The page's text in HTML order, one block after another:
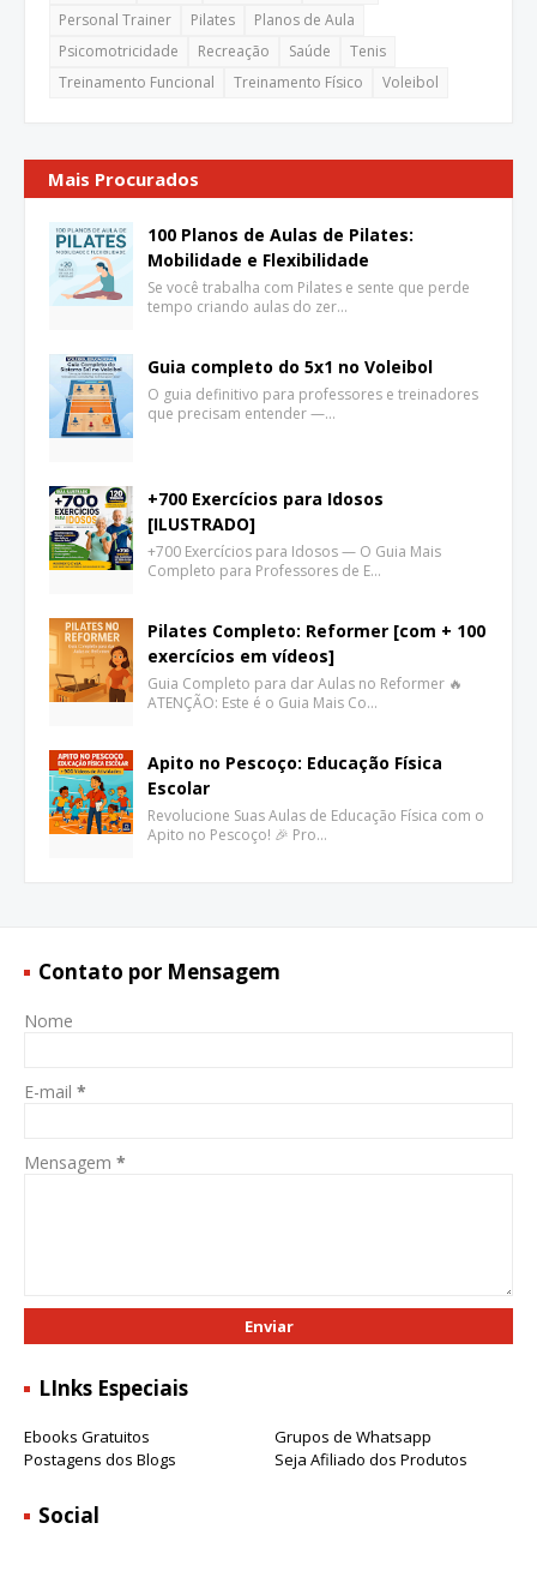
Personal Trainer
Pilates
Planos de Aula
Psicomotricidade
Recreação Saúde
Tenis
Treinamento Funcional
Treinamento Físico Voleibol
Mais Procurados
100 Planos de Aulas de Pilates:
Mobilidade e Flexibilidade
Se você trabalha com Pilates e sente que perde
tempo criando aulas do zer…
Guia completo do 5x1 no Voleibol
O guia definitivo para professores e treinadores
que precisam entender —…
+700 Exercícios para Idosos
[ILUSTRADO]
+700 Exercícios para Idosos — O Guia Mais
Completo para Professores de E…
Pilates Completo: Reformer [com + 100
exercícios em vídeos]
Guia Completo para dar Aulas no Reformer 🔥
ATENÇÃO: Este é o Guia Mais Co…
Apito no Pescoço: Educação Física
Escolar
Revolucione Suas Aulas de Educação Física com o
Apito no Pescoço! 🎉 Pro…
Contato por Mensagem
Nome
E-mail *
Mensagem *
LInks Especiais
Ebooks Gratuitos
Grupos de Whatsapp
Postagens dos Blogs
Seja Afiliado dos Produtos
Social